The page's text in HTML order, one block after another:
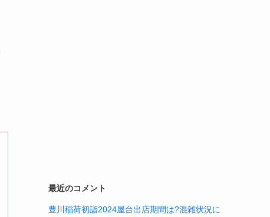
最近のコメント
豊川稲荷初詣2024屋台出店期間は?混雑状況に